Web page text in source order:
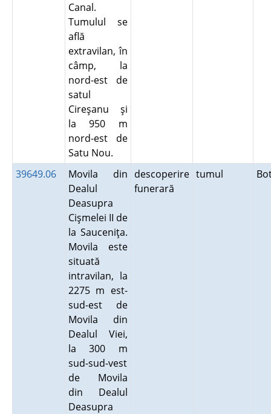
Canal.
Tumulul se
află
extravilan, în
câmp, la
nord-est de
satul
Cireşanu şi
la 950 m
nord-est de
Satu Nou.
39649.06
Movila din
Dealul
Deasupra
Cişmelei II de
la Sauceniţa.
Movila este
situată
intravilan, la
2275 m est-
sud-est de
Movila din
Dealul Viei,
la 300 m
sud-sud-vest
de Movila
din Dealul
Deasupra
descoperire
funerară
tumul